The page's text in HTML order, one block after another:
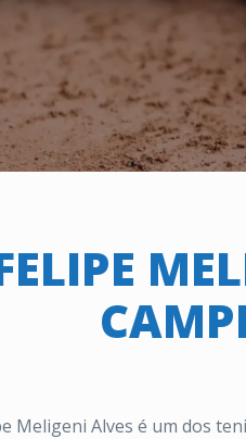
Meligeni Alves é um dos